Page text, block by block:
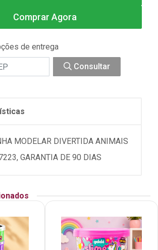
Comprar Agora
de entrega
Consultar
MODELAR DIVERTIDA ANIMAIS
GARANTIA DE 90 DIAS